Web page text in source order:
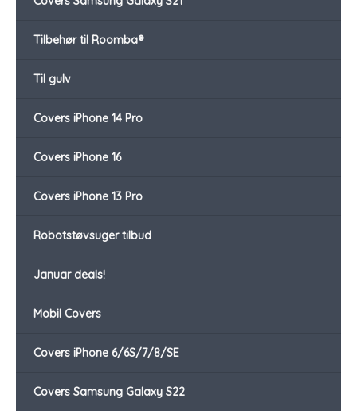
Tilbehør til Roomba®
Til gulv
Covers iPhone 14 Pro
Covers iPhone 16
Covers iPhone 13 Pro
Robotstøvsuger tilbud
Januar deals!
Mobil Covers
Covers iPhone 6/6S/7/8/SE
Covers Samsung Galaxy S22